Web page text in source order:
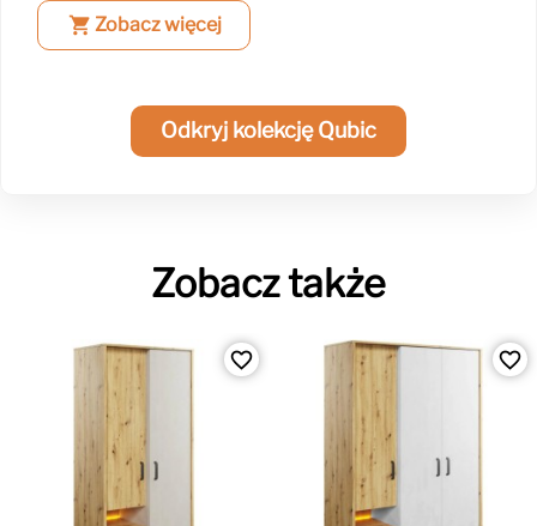
shopping_cart Zobacz więcej
Odkryj kolekcję Qubic
Zobacz także
favorite_border favorite_border